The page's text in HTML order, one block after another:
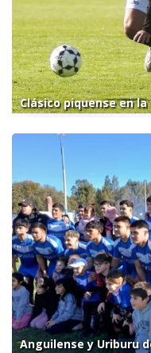
Clásico piquense en
Anguilense y Uriburu